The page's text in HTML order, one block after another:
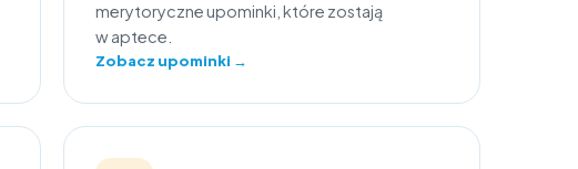
merytoryczne upominki, które zostają
w aptece.
Zobacz upominki →